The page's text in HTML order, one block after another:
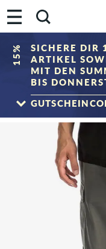
15%
SICHERE DIR
ARTIKEL
MIT DEN
BIS
*Gilt nur bis zum
Eingabe des
Artikel der Kategorie
kombinierbar.